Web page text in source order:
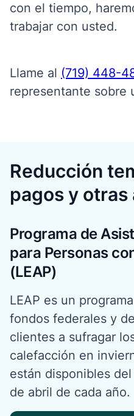
con el tiempo,
trabajar con usted.
Llame al (719) 448-
representante sobre
Reducción
pagos y otras
Programa de
para Personas
(LEAP)
LEAP es un
fondos federales y
clientes a sufragar
calefacción en
están disponibles
de abril de cada año.